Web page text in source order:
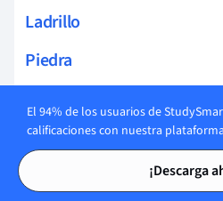
Tarjetas de
Tarjetas de
Ladrillo
Piedra
Hormigón
Materiales Aislantes
El 94% de los usuarios de
calificaciones con nuestra
¡Descarga